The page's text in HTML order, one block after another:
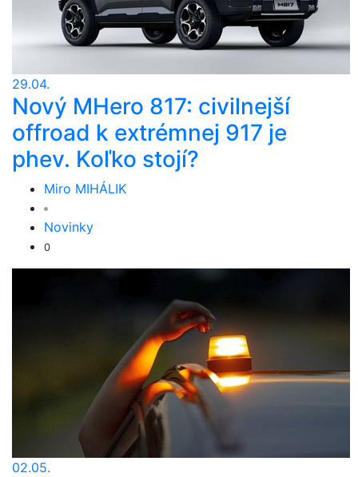
29.04.
Nový MHero 817: civilnejší
offroad k extrémnej 917 je
phev. Koľko stojí?
Miro MIHÁLIK
Novinky
0
02.05.